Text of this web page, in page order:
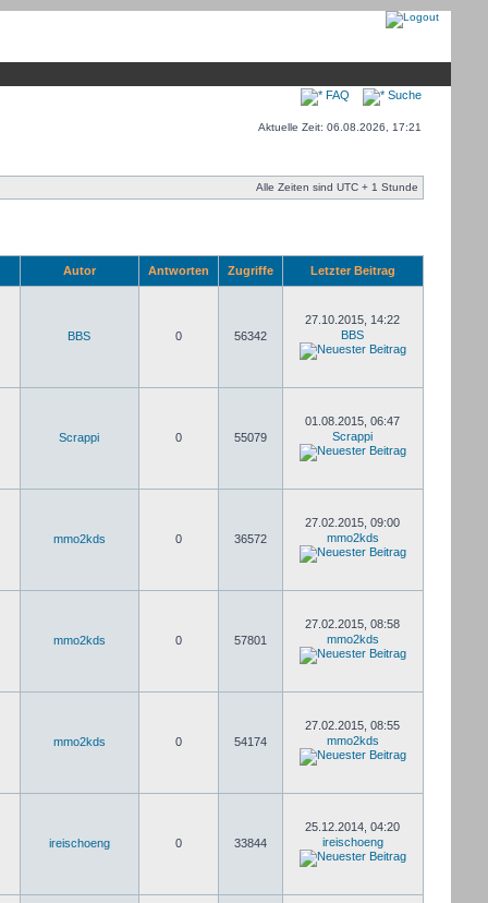
FAQ Suche
Aktuelle Zeit: 06.08.2026, 17:21
Alle Zeiten sind UTC + 1 Stunde
Autor Antworten Zugriffe Letzter Beitrag
BBS 0 56342
27.10.2015, 14:22
BBS
Scrappi 0 55079
01.08.2015, 06:47
Scrappi
mmo2kds 0 36572
27.02.2015, 09:00
mmo2kds
mmo2kds 0 57801
27.02.2015, 08:58
mmo2kds
mmo2kds 0 54174
27.02.2015, 08:55
mmo2kds
ireischoeng 0 33844
25.12.2014, 04:20
ireischoeng